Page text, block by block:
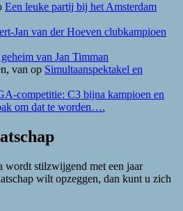
Een leuke partij bij het Amsterdam
Jan van der Hoeven clubkampioen
van Jan Timman
van op Simultaanspektakel en
competitie: C3 bijna kampioen en
om dat te worden….
wordt stilzwijgend met een jaar
wilt opzeggen, dan kunt u zich